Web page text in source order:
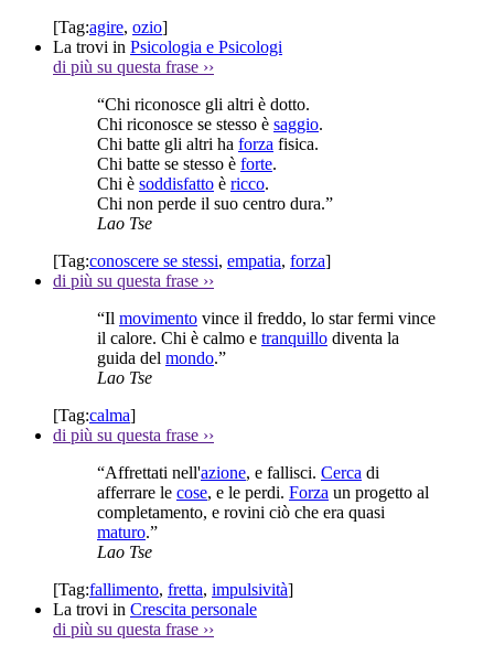
[Tag:agire, ozio]
La trovi in Psicologia e Psicologi
di più su questa frase ››
“Chi riconosce gli altri è dotto.
Chi riconosce se stesso è saggio.
Chi batte gli altri ha forza fisica.
Chi batte se stesso è forte.
Chi è soddisfatto è ricco.
Chi non perde il suo centro dura.”
Lao Tse
[Tag:conoscere se stessi, empatia, forza]
di più su questa frase ››
“Il movimento vince il freddo, lo star fermi vince
il calore. Chi è calmo e tranquillo diventa la
guida del mondo.”
Lao Tse
[Tag:calma]
di più su questa frase ››
“Affrettati nell'azione, e fallisci. Cerca di
afferrare le cose, e le perdi. Forza un progetto al
completamento, e rovini ciò che era quasi
maturo.”
Lao Tse
[Tag:fallimento, fretta, impulsività]
La trovi in Crescita personale
di più su questa frase ››